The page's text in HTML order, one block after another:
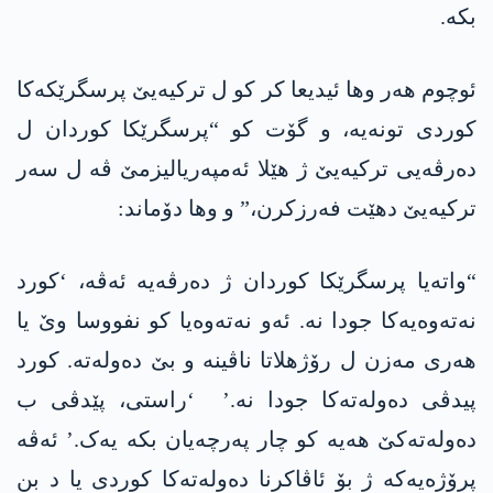
بکە.
ئوچوم ھەر وھا ئیدیعا کر کو ل ترکیەیێ پرسگرێکەکا
کوردی تونەیە، و گۆت کو “پرسگرێکا کوردان ل
دەرڤەیی ترکیەیێ ژ ھێلا ئەمپەریالیزمێ ڤە ل سەر
ترکیەیێ دهێت فەرزکرن،” و وھا دۆماند:
“واتەیا پرسگرێکا کوردان ژ دەرڤەیە ئەڤە، ‘کورد
نەتەوەیەکا جودا نە. ئەو نەتەوەیا کو نفووسا وێ یا
ھەری مەزن ل رۆژھلاتا ناڤینە و بێ دەولەتە. کورد
پیدڤی دەولەتەکا جودا نە.’ ‘راستی، پێدڤی ب
دەولەتەکێ ھەیە کو چار پەرچەیان بکە یەک.’ ئەڤە
پرۆژەیەکە ژ بۆ ئاڤاکرنا دەولەتەکا کوردی یا د بن